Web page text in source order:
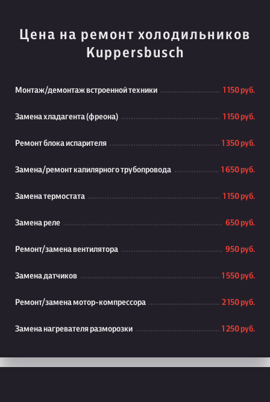
Цена на ремонт холодильников
Kuppersbusch
Монтаж/демонтаж встроенной техники 1 150 руб.
Замена хладагента (фреона) 1 150 руб.
Ремонт блока испарителя 1 350 руб.
Замена/ремонт капилярного трубопровода 1 650 руб.
Замена термостата 1 150 руб.
Замена реле 650 руб.
Ремонт/замена вентилятора 950 руб.
Замена датчиков 1 550 руб.
Ремонт/замена мотор-компрессора 2 150 руб.
Замена нагревателя разморозки 1 250 руб.